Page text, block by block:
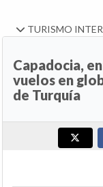
TURISMO
Capadocia,
vuelos en
de Turquía